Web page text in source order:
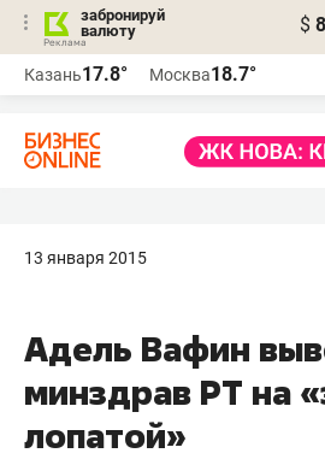
забронируй
валюту
$
Казань17.8° Москва18.7°
13 января 2015
Адель Вафин
минздрав РТ на
лопатой»